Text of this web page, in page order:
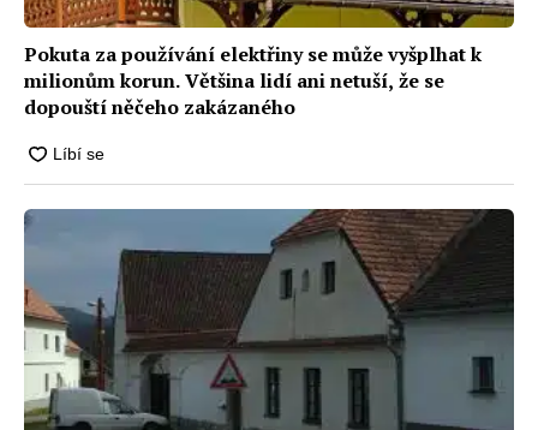
Pokuta za používání elektřiny se může vyšplhat k
milionům korun. Většina lidí ani netuší, že se
dopouští něčeho zakázaného